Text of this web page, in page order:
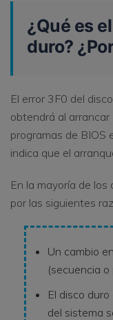
¿Qué es
duro?
El error 3F0 del
obtendrá al arrancar
programas de BIOS
indica que el
En la mayoría de
por las siguientes
Un cambio
(secuencia o
El disco
del sistema